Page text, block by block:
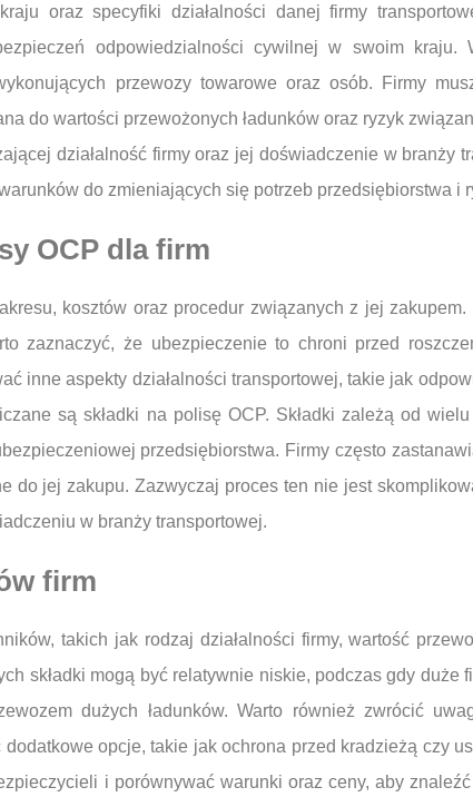
oraz specyfiki działalności danej firmy
odpowiedzialności cywilnej w swoim kraju.
przewozy towarowe oraz osób. Firmy
do wartości przewożonych ładunków oraz ryzyk
działalność firmy oraz jej doświadczenie w branży
do zmieniających się potrzeb przedsiębiorstwa i
OCP dla firm
kosztów oraz procedur związanych z jej
zaznaczyć, że ubezpieczenie to chroni przed
inne aspekty działalności transportowej, takie jak
są składki na polisę OCP. Składki zależą od
przedsiębiorstwa. Firmy często
do jej zakupu. Zazwyczaj proces ten nie jest
w branży transportowej.
firm
takich jak rodzaj działalności firmy, wartość
składki mogą być relatywnie niskie, podczas gdy duże
dużych ładunków. Warto również zwrócić
opcje, takie jak ochrona przed kradzieżą czy
i porównywać warunki oraz ceny, aby